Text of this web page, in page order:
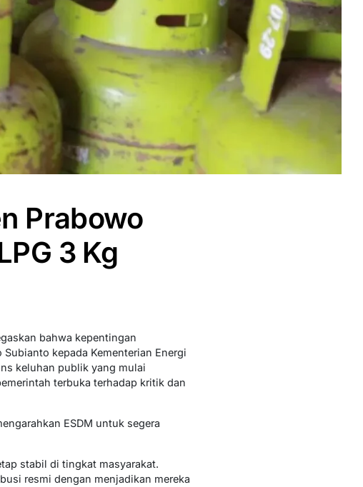
Prabowo
3 Kg
bahwa kepentingan
kepada Kementerian Energi
keluhan publik yang mulai
terbuka terhadap kritik dan
ESDM untuk segera
stabil di tingkat masyarakat.
resmi dengan menjadikan mereka